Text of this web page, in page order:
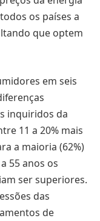
os países a
que optem
em seis
inquiridos da
11 a 20% mais
a maioria (62%)
55 anos os
ser superiores.
das
de